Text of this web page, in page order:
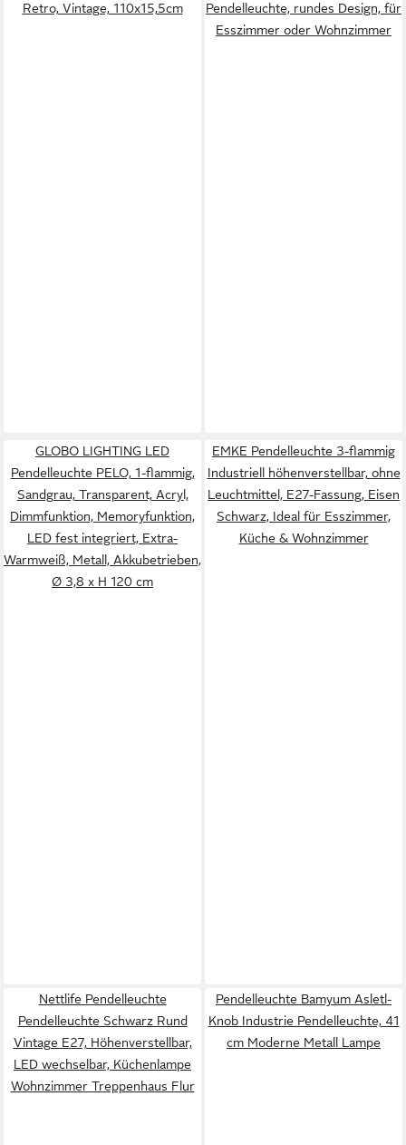
Retro, Vintage, 110x15,5cm
Pendelleuchte, rundes Design, für
Esszimmer oder Wohnzimmer
GLOBO LIGHTING LED
Pendelleuchte PELO, 1-flammig,
Sandgrau, Transparent, Acryl,
Dimmfunktion, Memoryfunktion,
LED fest integriert, Extra-
Warmweiß, Metall, Akkubetrieben,
Ø 3,8 x H 120 cm
EMKE Pendelleuchte 3-flammig
Industriell höhenverstellbar, ohne
Leuchtmittel, E27-Fassung, Eisen
Schwarz, Ideal für Esszimmer,
Küche & Wohnzimmer
Nettlife Pendelleuchte
Pendelleuchte Schwarz Rund
Vintage E27, Höhenverstellbar,
LED wechselbar, Küchenlampe
Wohnzimmer Treppenhaus Flur
Pendelleuchte Bamyum Asletl-
Knob Industrie Pendelleuchte, 41
cm Moderne Metall Lampe